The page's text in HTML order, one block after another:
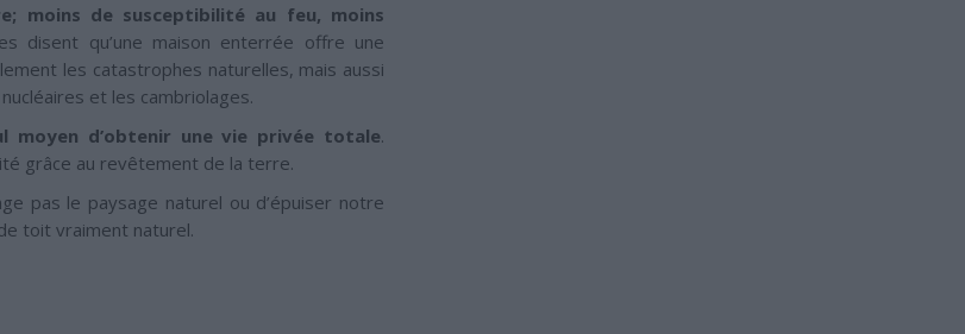
moins de susceptibilité au feu, moins
disent qu’une maison enterrée offre une
les catastrophes naturelles, mais aussi
et les cambriolages.
moyen d’obtenir une vie privée totale.
grâce au revêtement de la terre.
pas le paysage naturel ou d’épuiser notre
toit vraiment naturel.